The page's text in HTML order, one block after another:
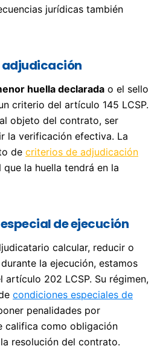
jurídicas también
adjudicación
huella declarada o el sello
criterio del artículo 145 LCSP.
objeto del contrato, ser
la verificación efectiva. La
de criterios de adjudicación
la huella tendrá en la
de ejecución
calcular, reducir o
la ejecución, estamos
artículo 202 LCSP. Su régimen,
condiciones especiales de
penalidades por
califica como obligación
resolución del contrato.